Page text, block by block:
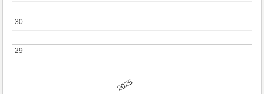
2025
29
29
30
30